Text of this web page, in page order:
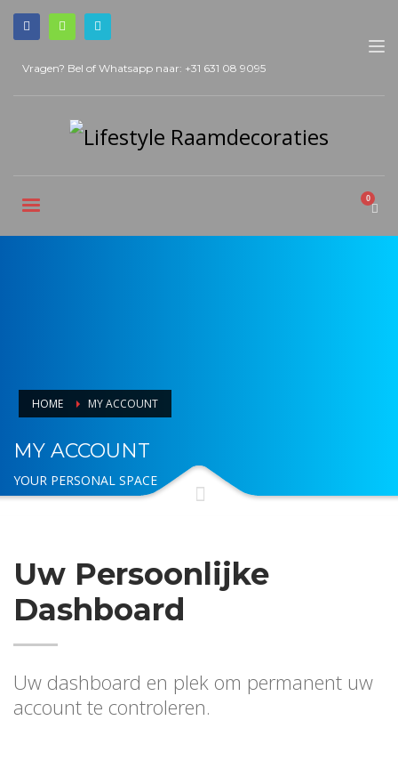
Vragen? Bel of Whatsapp naar: +31 631 08 9095
HOME MY ACCOUNT
MY ACCOUNT
YOUR PERSONAL SPACE
Uw Persoonlijke
Dashboard
Uw dashboard en plek om permanent uw
account te controleren.